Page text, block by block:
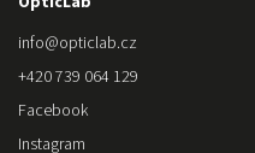
info@opticlab.cz
+420 739 064 129
Facebook
Instagram